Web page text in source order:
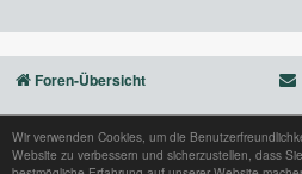
Wir verwenden Cookies, um die
Website zu verbessern und sicherzustellen, dass
Foren-Übersicht
Powered byphpBB® Forum